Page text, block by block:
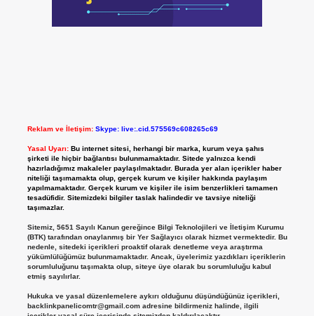
Reklam ve İletişim: Skype: live:.cid.575569c608265c69
Yasal Uyarı: Bu internet sitesi, herhangi bir marka, kurum veya şahıs
şirketi ile hiçbir bağlantısı bulunmamaktadır. Sitede yalnızca kendi
hazırladığımız makaleler paylaşılmaktadır. Burada yer alan içerikler haber
niteliği taşımamakta olup, gerçek kurum ve kişiler hakkında paylaşım
yapılmamaktadır. Gerçek kurum ve kişiler ile isim benzerlikleri tamamen
tesadüfidir. Sitemizdeki bilgiler taslak halindedir ve tavsiye niteliği
taşımazlar.
Sitemiz, 5651 Sayılı Kanun gereğince Bilgi Teknolojileri ve İletişim Kurumu
(BTK) tarafından onaylanmış bir Yer Sağlayıcı olarak hizmet vermektedir. Bu
nedenle, sitedeki içerikleri proaktif olarak denetleme veya araştırma
yükümlülüğümüz bulunmamaktadır. Ancak, üyelerimiz yazdıkları içeriklerin
sorumluluğunu taşımakta olup, siteye üye olarak bu sorumluluğu kabul
etmiş sayılırlar.
Hukuka ve yasal düzenlemelere aykırı olduğunu düşündüğünüz içerikleri,
backlinkpanelicomtr@gmail.comadresine bildirmeniz halinde, ilgili